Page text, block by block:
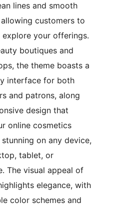
lines and smooth
customers to
your offerings.
boutiques and
the theme boasts a
interface for both
and patrons, along
design that
online cosmetics
on any device,
tablet, or
The visual appeal of
elegance, with
color schemes and